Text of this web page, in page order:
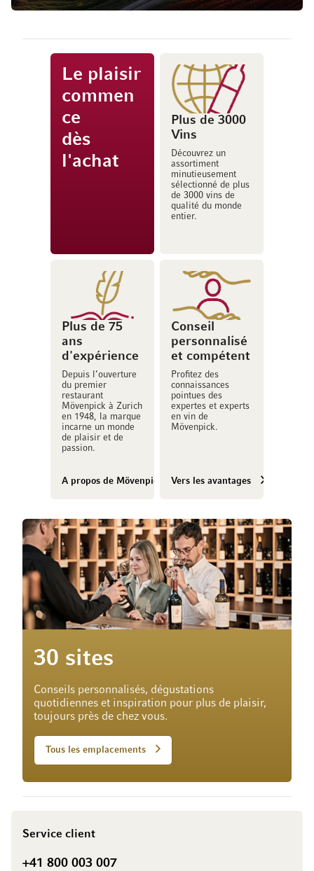
Le plaisir
commen
ce
dès
l'achat
Plus de 3000
Vins
Découvrez un
assortiment
minutieusement
sélectionné de plus
de 3000 vins de
qualité du monde
entier.
Plus de 75
ans
d'expérience
Depuis l’ouverture
du premier
restaurant
Mövenpick à Zurich
en 1948, la marque
incarne un monde
de plaisir et de
passion.
A propos de Mövenpick Vins
Conseil
personnalisé
et compétent
Profitez des
connaissances
pointues des
expertes et experts
en vin de
Mövenpick.
Vers les avantages
30 sites
Conseils personnalisés, dégustations
quotidiennes et inspiration pour plus de plaisir,
toujours près de chez vous.
Tous les emplacements
Service client
+41 800 003 007